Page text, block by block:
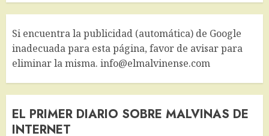
Si encuentra la publicidad (automática) de Google
inadecuada para esta página, favor de avisar para
eliminar la misma. info@elmalvinense.com
EL PRIMER DIARIO SOBRE MALVINAS DE
INTERNET